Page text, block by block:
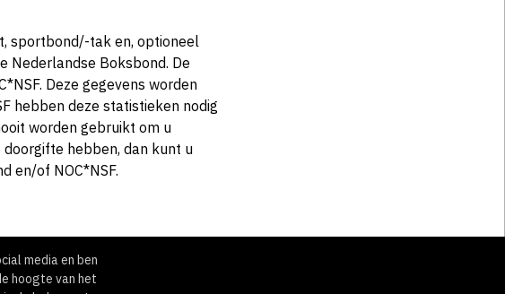
sportbond/-tak en, optioneel
Nederlandse Boksbond. De
Deze gegevens worden
hebben deze statistieken nodig
worden gebruikt om u
hebben, dan kunt u
en/of NOC*NSF.
media en ben
hoogte van het